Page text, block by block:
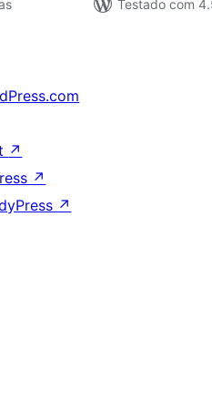
Testado com
↗
↗
↗